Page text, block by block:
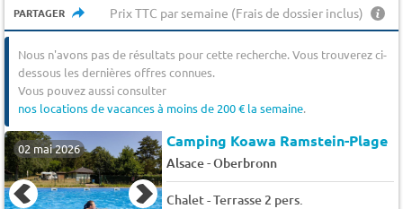
PARTAGER Prix TTC par semaine (Frais de dossier inclus)
Nous n'avons pas de résultats pour cette recherche. Vous trouverez ci-
dessous les dernières offres connues.
Vous pouvez aussi consulter
nos locations de vacances à moins de 200 € la semaine.
02 mai 2026 Camping Koawa Ramstein-Plage
Alsace-Oberbronn
Chalet - Terrasse 2 pers.